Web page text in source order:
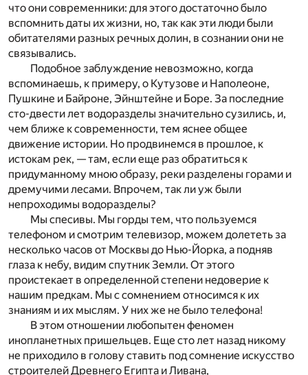
что они современники: для этого достаточно было
вспомнить даты их жизни, но, так как эти люди были
обитателями разных речных долин, в сознании они не
связывались.
Подобное заблуждение невозможно, когда
вспоминаешь, к примеру, о Кутузове и Наполеоне,
Пушкине и Байроне, Эйнштейне и Боре. За последние
сто-двести лет водоразделы значительно сузились, и,
чем ближе к современности, тем яснее общее
движение истории. Но продвинемся в прошлое, к
истокам рек, — там, если еще раз обратиться к
придуманному мною образу, реки разделены горами и
дремучими лесами. Впрочем, так ли уж были
непроходимы водоразделы?
Мы спесивы. Мы горды тем, что пользуемся
телефоном и смотрим телевизор, можем долететь за
несколько часов от Москвы до Нью-Йорка, а подняв
глаза к небу, видим спутник Земли. От этого
проистекает в определенной степени недоверие к
нашим предкам. Мы с сомнением относимся к их
знаниям и их мыслям. У них же не было телефона!
В этом отношении любопытен феномен
инопланетных пришельцев. Еще сто лет назад никому
не приходило в голову ставить под сомнение искусство
строителей Древнего Египта и Ливана,